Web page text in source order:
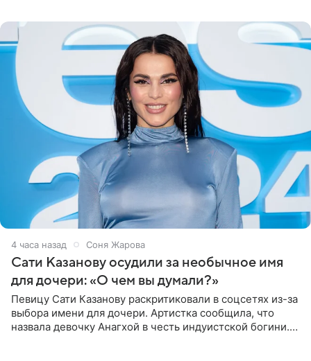
4 часа назад Соня Жарова
Сати Казанову осудили за необычное имя
для дочери: «О чем вы думали?»
Певицу Сати Казанову раскритиковали в соцсетях из-за
выбора имени для дочери. Артистка сообщила, что
назвала девочку Анагхой в честь индуистской богини.